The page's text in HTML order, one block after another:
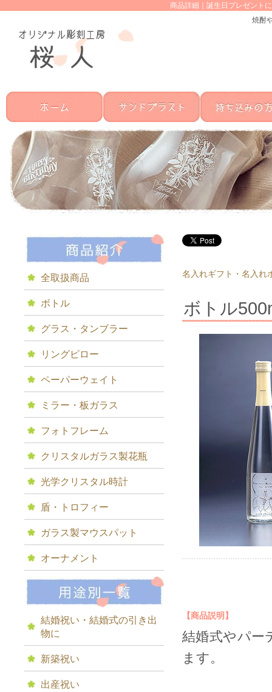
商品詳細｜誕生日プレゼント
焼酎
名入れギフト・名入れ
ボトル
【商品説明】
結婚式やパー
ます。
全取扱商品
ボトル
グラス・タンブラー
リングピロー
ペーパーウェイト
ミラー・板ガラス
フォトフレーム
クリスタルガラス製花瓶
光学クリスタル時計
盾・トロフィー
ガラス製マウスパット
オーナメント
結婚祝い・結婚式の引き出
物に
新築祝い
出産祝い